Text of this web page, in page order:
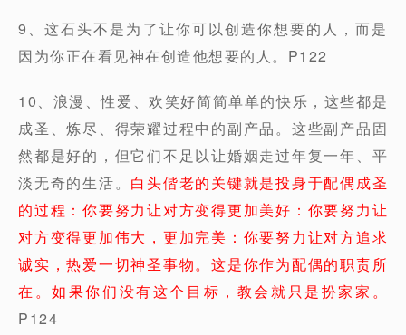
9、这石头不是为了让你可以创造你想要的人，而是
因为你正在看见神在创造他想要的人。P122
10、浪漫、性爱、欢笑好简简单单的快乐，这些都是
成圣、炼尽、得荣耀过程中的副产品。这些副产品固
然都是好的，但它们不足以让婚姻走过年复一年、平
淡无奇的生活。 白头偕老的关键就是投身于配偶成圣
的过程：你要努力让对方变得更加美好：你要努力让
对方变得更加伟大，更加完美：你要努力让对方追求
诚实，热爱一切神圣事物。这是你作为配偶的职责所
在。如果你们没有这个目标，教会就只是扮家家。
P124